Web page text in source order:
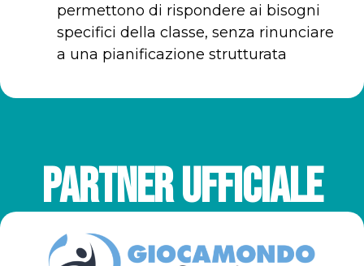
permettono di rispondere ai bisogni
specifici della classe, senza rinunciare
a una pianificazione strutturata
PARTNER UFFICIALE​